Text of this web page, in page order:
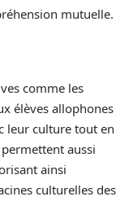
mutuelle.
comme les
élèves allophones
leur culture tout en
aussi
ainsi
culturelles des